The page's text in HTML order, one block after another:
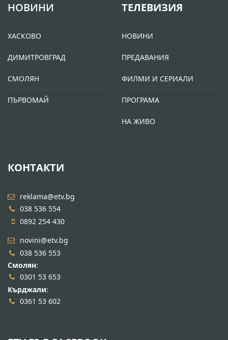
НОВИНИ
ХАСКОВО
ДИМИТРОВГРАД
СМОЛЯН
ПЪРВОМАЙ
ТЕЛЕВИЗИЯ
НОВИНИ
ПРЕДАВАНИЯ
ФИЛМИ И СЕРИАЛИ
ПРОГРАМА
НА ЖИВО
КОНТАКТИ
reklama@etv.bg
038 536 554
0892 254 430
novini@etv.bg
038 536 553
Смолян:
0301 53 653
Кърджали:
0361 53 602